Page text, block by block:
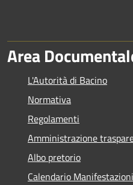
Area
L'Autorità di Bacino
Normativa
Regolamenti
Amministrazione
Albo pretorio
Calendario